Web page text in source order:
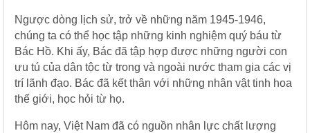
Ngược dòng lịch sử, trở về những năm 1945-1946,
chúng ta có thể học tập những kinh nghiệm quý báu từ
Bác Hồ. Khi ấy, Bác đã tập hợp được những người con
ưu tú của dân tộc từ trong và ngoài nước tham gia các vị
trí lãnh đạo. Bác đã kết thân với những nhân vật tinh hoa
thế giới, học hỏi từ họ.
Hôm nay, Việt Nam đã có nguồn nhân lực chất lượng